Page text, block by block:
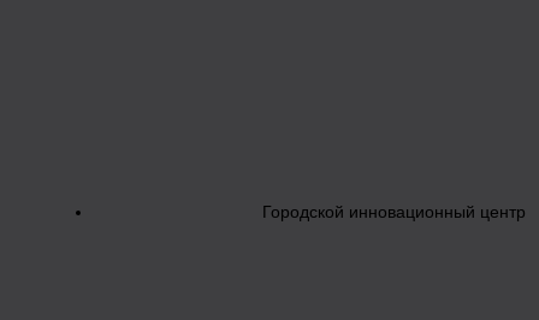
Городской инновационный центр